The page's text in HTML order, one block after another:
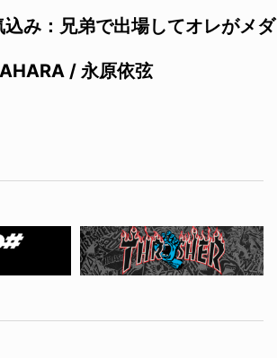
み：兄弟で出場してオレがメダ
/ 永原依弦